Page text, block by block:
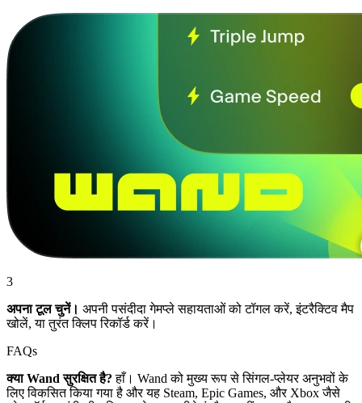
3
अपना टूल चुनें। अपनी पसंदीदा गेमप्ले सहायताओं को टॉगल करें, इंटरैक्टिव मैप
खोलें, या तुरंत क्लिप रिकॉर्ड करें।
FAQs
क्या Wand सुरक्षित है? हाँ। Wand को मुख्य रूप से सिंगल-प्लेयर अनुभवों के
लिए विकसित किया गया है और यह Steam, Epic Games, और Xbox जैसे